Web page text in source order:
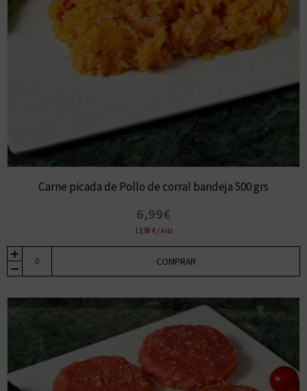
Carne picada de Pollo de corral bandeja 500 grs
6,99€
13,98 € / kilo
COMPRAR